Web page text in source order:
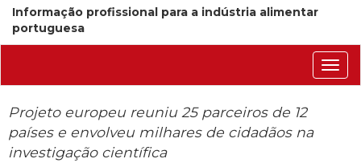
Informação profissional para a indústria alimentar
portuguesa
Projeto europeu reuniu 25 parceiros de 12
países e envolveu milhares de cidadãos na
investigação científica